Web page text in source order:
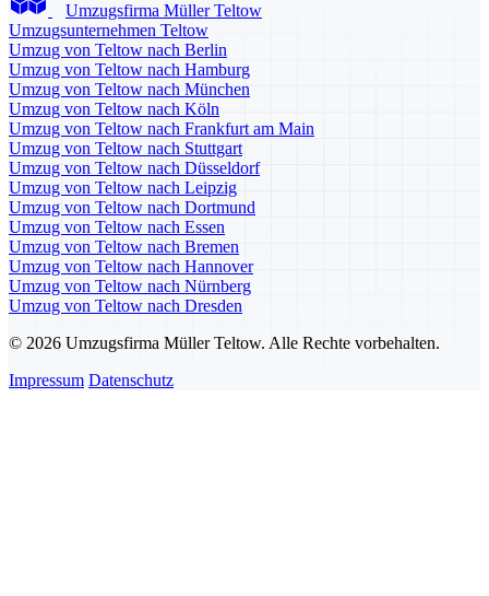
Umzugsfirma Müller Teltow
Umzugsunternehmen Teltow
Umzug von Teltow nach Berlin
Umzug von Teltow nach Hamburg
Umzug von Teltow nach München
Umzug von Teltow nach Köln
Umzug von Teltow nach Frankfurt am Main
Umzug von Teltow nach Stuttgart
Umzug von Teltow nach Düsseldorf
Umzug von Teltow nach Leipzig
Umzug von Teltow nach Dortmund
Umzug von Teltow nach Essen
Umzug von Teltow nach Bremen
Umzug von Teltow nach Hannover
Umzug von Teltow nach Nürnberg
Umzug von Teltow nach Dresden
© 2026 Umzugsfirma Müller Teltow. Alle Rechte vorbehalten.
Impressum Datenschutz